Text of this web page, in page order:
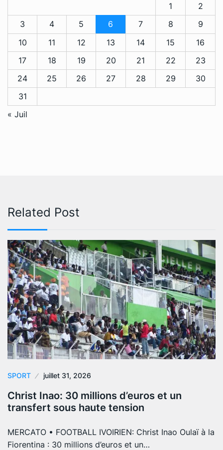
1
2
3
4 5 6 7 8
9
10
11 12 13 14 15
16
17
18 19 20 21 22
23
24
25 26 27 28 29
30
31
« Juil
Related Post
SPORT juillet 31, 2026
Christ Inao: 30 millions d’euros et un
transfert sous haute tension
MERCATO • FOOTBALL IVOIRIEN: Christ Inao Oulaï à la
Fiorentina : 30 millions d’euros et un…